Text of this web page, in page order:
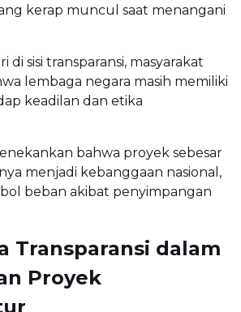
kerap muncul saat menangani
di sisi transparansi, masyarakat
lembaga negara masih memiliki
keadilan dan etika
bahwa proyek sebesar
menjadi kebanggaan nasional,
beban akibat penyimpangan
Transparansi dalam
Proyek